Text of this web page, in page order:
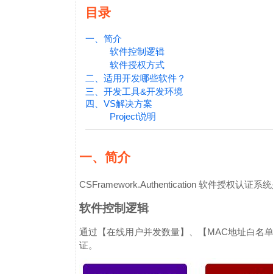
目录
一、简介
软件控制逻辑
软件授权方式
二、适用开发哪些软件？
三、开发工具&开发环境
四、VS解决方案
Project说明
一、简介
CSFramework.Authentication 软件授权认证系
软件控制逻辑
通过【在线用户并发数量】、【MAC地址白名
证。